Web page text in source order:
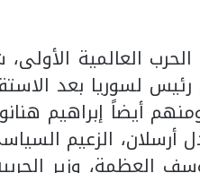
العالمية
أرسلان، الزعيم
العظمة، وزير